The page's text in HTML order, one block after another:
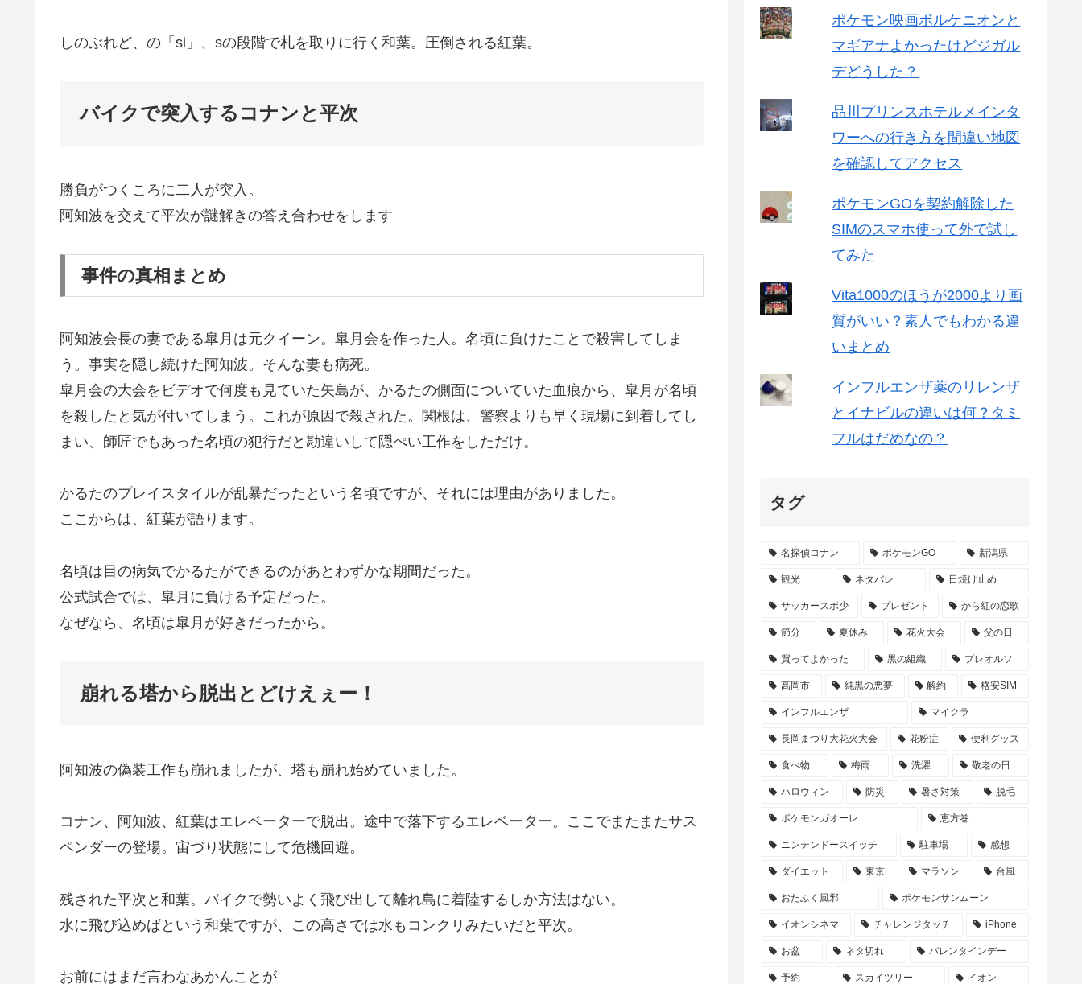
しのぶれど、の「si」、sの段階で札を取りに行く和葉。圧倒される紅葉。
バイクで突入するコナンと平次
勝負がつくころに二人が突入。
阿知波を交えて平次が謎解きの答え合わせをします
事件の真相まとめ
阿知波会長の妻である皐月は元クイーン。皐月会を作った人。名頃に負けたことで殺害してしま
う。事実を隠し続けた阿知波。そんな妻も病死。
皐月会の大会をビデオで何度も見ていた矢島が、かるたの側面についていた血痕から、皐月が名頃
を殺したと気が付いてしまう。これが原因で殺された。関根は、警察よりも早く現場に到着してし
まい、師匠でもあった名頃の犯行だと勘違いして隠ぺい工作をしただけ。
かるたのプレイスタイルが乱暴だったという名頃ですが、それには理由がありました。
ここからは、紅葉が語ります。
名頃は目の病気でかるたができるのがあとわずかな期間だった。
公式試合では、皐月に負ける予定だった。
なぜなら、名頃は皐月が好きだったから。
崩れる塔から脱出とどけえぇー！
阿知波の偽装工作も崩れましたが、塔も崩れ始めていました。
コナン、阿知波、紅葉はエレベーターで脱出。途中で落下するエレベーター。ここでまたまたサス
ペンダーの登場。宙づり状態にして危機回避。
残された平次と和葉。バイクで勢いよく飛び出して離れ島に着陸するしか方法はない。
水に飛び込めばという和葉ですが、この高さでは水もコンクリみたいだと平次。
お前にはまだ言わなあかんことが
ポケモン映画ボルケニオンと
マギアナよかったけどジガル
デどうした？
品川プリンスホテルメインタ
ワーへの行き方を間違い地図
を確認してアクセス
ポケモンGOを契約解除した
SIMのスマホ使って外で試し
てみた
Vita1000のほうが2000より画
質がいい？素人でもわかる違
いまとめ
インフルエンザ薬のリレンザ
とイナビルの違いは何？タミ
フルはだめなの？
タグ
名探偵コナン ポケモンGO 新潟県
観光 ネタバレ 日焼け止め
サッカースポ少 プレゼント から紅の恋歌
節分 夏休み 花火大会 父の日
買ってよかった 黒の組織 プレオルソ
高岡市 純黒の悪夢 解約 格安SIM
インフルエンザ マイクラ
長岡まつり大花火大会 花粉症 便利グッズ
食べ物 梅雨 洗濯 敬老の日
ハロウィン 防災 暑さ対策 脱毛
ポケモンガオーレ 恵方巻
ニンテンドースイッチ 駐車場 感想
ダイエット 東京 マラソン 台風
おたふく風邪 ポケモンサンムーン
イオンシネマ チャレンジタッチ iPhone
お盆 ネタ切れ バレンタインデー
予約 スカイツリー イオン